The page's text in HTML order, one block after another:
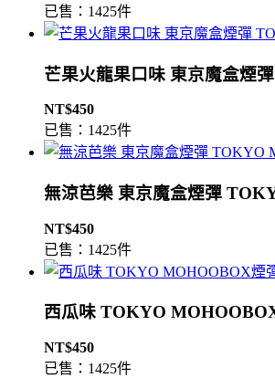
已售：1425件
芒果火龍果口味 東京魔盒煙
NT$450
已售：1425件
無涼芭樂 東京魔盒煙彈
NT$450
已售：1425件
西瓜味 TOKYO
NT$450
已售：1425件